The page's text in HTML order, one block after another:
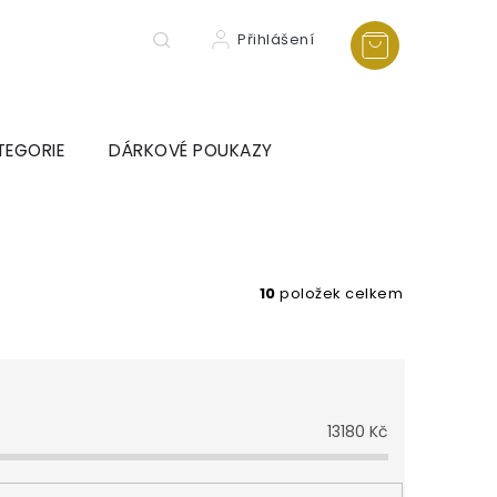
Přihlášení
DÁRKOVÉ POUKAZY
10 položek celkem
13180 Kč